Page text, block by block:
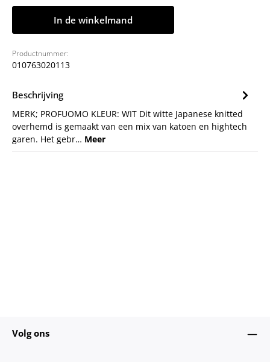
In de winkelmand
Productnummer:
010763020113
Beschrijving
MERK; PROFUOMO KLEUR: WIT Dit witte Japanese knitted
overhemd is gemaakt van een mix van katoen en hightech
garen. Het gebr… Meer
Volg ons